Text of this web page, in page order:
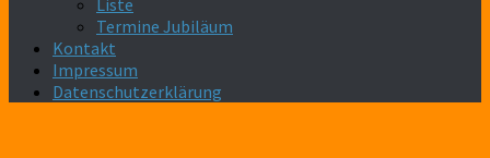
Liste
Termine Jubiläum
Kontakt
Impressum
Datenschutzerklärung